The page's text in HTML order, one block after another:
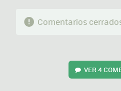
Comentarios
VER4